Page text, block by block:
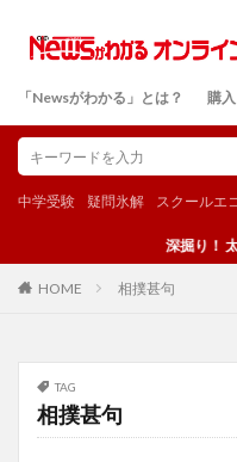
「Newsがわかる」とは？ 購
中学受験 疑問氷解 スクールエ
深掘り！
HOME 相撲甚句
TAG
相撲甚句